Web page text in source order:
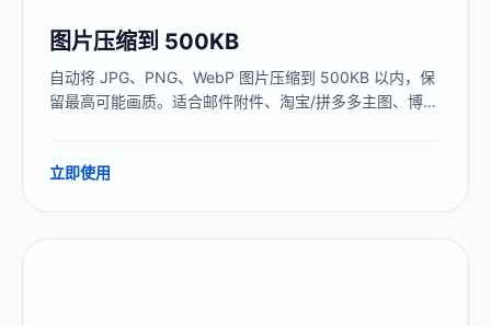
图片压缩到 500KB
自动将 JPG、PNG、WebP 图片压缩到 500KB 以内，保
留最高可能画质。适合邮件附件、淘宝/拼多多主图、博客
立即使用